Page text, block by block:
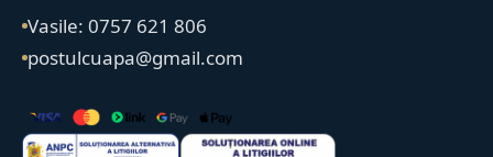
Vasile: 0757 621 806
postulcuapa@gmail.com